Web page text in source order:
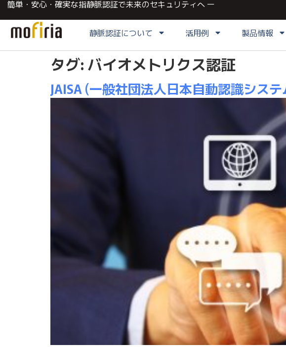
簡単・安心・確実な指静脈認証で未来のセキュリティへ ー
静脈認証について
活用例 製品情報
タグ: バイオメトリクス認証
JAISA (一般社団法人日本自動認識シス